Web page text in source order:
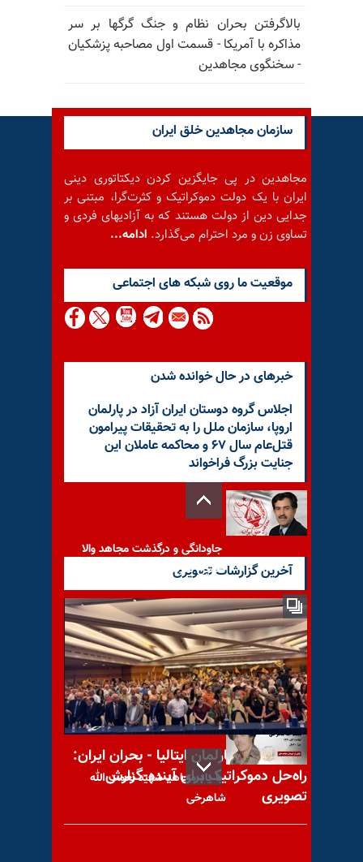
بالا‌گرفتن بحران نظام و جنگ گرگها بر سر
مذاکره با آمریکا - قسمت اول مصاحبه پزشکیان
- سخنگوی مجاهدین
سازمان مجاهدین خلق ایران
مجاهدین در پی جایگزین کردن دیکتاتوری دینی
ایران با یک دولت دموکراتیک و کثرت‌گرا، مبتنی بر
جدایی دین از دولت هستند که به آزادیهای فردی و
تساوی زن و مرد احترام می‌گذارد. ادامه...
موقعيت ما روى شبكه هاى اجتماعى
خبرهای در حال خوانده شدن
اجلاس گروه دوستان ایران آزاد در پارلمان
اروپا، سازمان ملل را به تحقیقات پیرامون
قتل‌عام سال ۶۷ و محاکمه عاملان این
جنایت بزرگ فراخواند
جاودانگی و درگذشت مجاهد والا
حسین شریعتی
آمریکا یک فرد و شش شرکت و
صرافی رمز ارز مرتبط با
با یاد مجاهد شهید نعمت الله
شاهرخی
آخرین گزارشات تصویری
کنفرانس در پارلمان ایتالیا - بحران ایران:
راه‌حل دموکراتیک برای آینده-گزارش
تصویری